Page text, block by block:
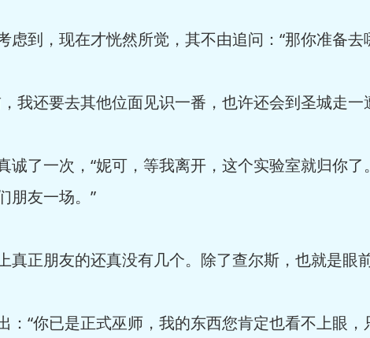
到，现在才恍然所觉，其不由追问：“那你准备去
我还要去其他位面见识一番，也许还会到圣城走一
诚了一次，“妮可，等我离开，这个实验室就归你了
朋友一场。”
正朋友的还真没有几个。除了查尔斯，也就是眼
：“你已是正式巫师，我的东西您肯定也看不上眼，